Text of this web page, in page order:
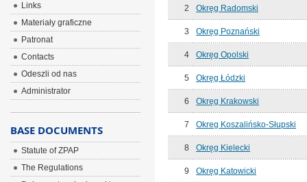
2 Okręg Radomski
3 Okręg Poznański
4 Okręg Opolski
5 Okręg Łódzki
6 Okręg Krakowski
7 Okreg Koszalińsko-Słupski
8 Okręg Kielecki
9 Okręg Katowicki
Links
Materiały graficzne
Patronat
Contacts
Odeszli od nas
Administrator
BASE DOCUMENTS
Statute of ZPAP
The Regulations